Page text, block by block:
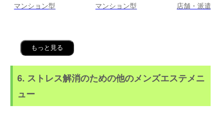
マンション型 マンション型 店舗・派遣
もっと見る
6. ストレス解消のための他のメンズエステメニ
ュー